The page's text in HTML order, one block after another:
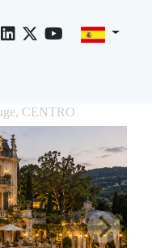
CENTRO